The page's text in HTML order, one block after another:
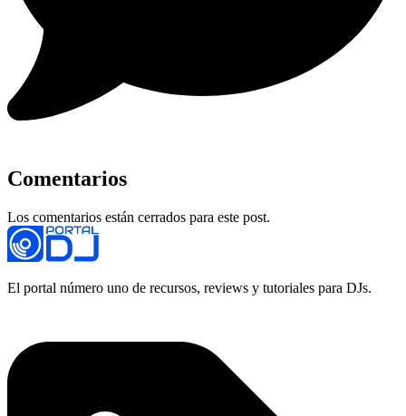
Comentarios
Los comentarios están cerrados para este post.
El portal número uno de recursos, reviews y tutoriales para DJs.